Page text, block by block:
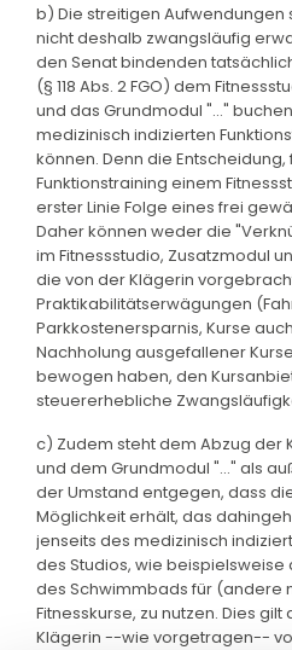
b) Die streitigen Aufwendungen
nicht deshalb zwangsläufig
den Senat bindenden
(§ 118 Abs. 2 FGO) dem
und das Grundmodul "..."
medizinisch indizierten
können. Denn die
Funktionstraining einem
erster Linie Folge eines frei
Daher können weder die
im Fitnessstudio, Zusatzmodul
die von der Klägerin
Praktikabilitätserwägungen
Parkkostenersparnis, Kurse
Nachholung ausgefallener
bewogen haben, den
steuererhebliche
c) Zudem steht dem Abzug der
und dem Grundmodul "..." als
der Umstand entgegen, dass
Möglichkeit erhält, das
jenseits des medizinisch
des Studios, wie beispielsweise
des Schwimmbads für (andere
Fitnesskurse, zu nutzen. Dies
Klägerin --wie vorgetragen--